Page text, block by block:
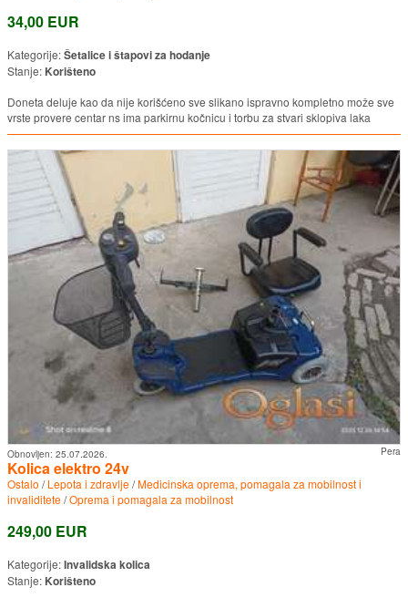
34,00 EUR
Kategorije:Šetalice i štapovi za hodanje
Stanje: Korišteno
Doneta deluje kao da nije korišćeno sve slikano ispravno kompletno može sve
vrste provere centar ns ima parkirnu kočnicu i torbu za stvari sklopiva laka
Pera
Obnovljen: 25.07.2026.
Kolica elektro 24v
Ostalo /Lepota i zdravlje/Medicinska oprema, pomagala za mobilnost i
invaliditete/Oprema i pomagala za mobilnost
249,00 EUR
Kategorije:Invalidska kolica
Stanje: Korišteno